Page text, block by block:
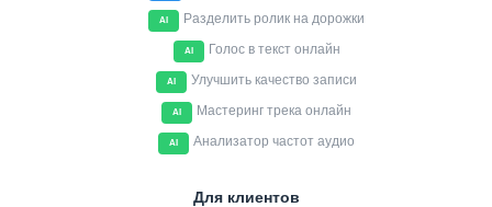
AI Разделить ролик на дорожки
AI Голос в текст онлайн
AI Улучшить качество записи
AI Мастеринг трека онлайн
AI Анализатор частот аудио
Для клиентов